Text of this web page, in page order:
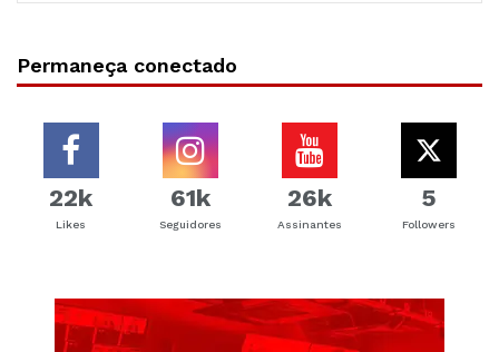
Permaneça conectado
22k
Likes
61k
Seguidores
26k
Assinantes
5
Followers